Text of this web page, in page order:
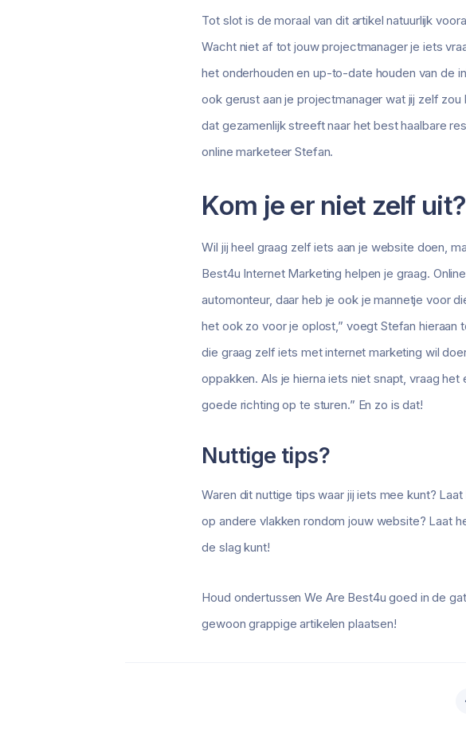
Tot slot is de moraal van dit artikel natuurlijk
Wacht niet af tot jouw projectmanager je iets
het onderhouden en up-to-date houden van de
ook gerust aan je projectmanager wat jij zelf
dat gezamenlijk streeft naar het best haalbare
online marketeer Stefan.
Kom je er niet zelf
Wil jij heel graag zelf iets aan je website doen,
Best4u Internet Marketing helpen je graag.
automonteur, daar heb je ook je mannetje voor
het ook zo voor je oplost,” voegt Stefan
die graag zelf iets met internet marketing wil
oppakken. Als je hierna iets niet snapt, vraag
goede richting op te sturen.” En zo is dat!
Nuttige tips?
Waren dit nuttige tips waar jij iets mee kunt?
op andere vlakken rondom jouw website? Laat
de slag kunt!
Houd ondertussen We Are Best4u goed in de
gewoon grappige artikelen plaatsen!